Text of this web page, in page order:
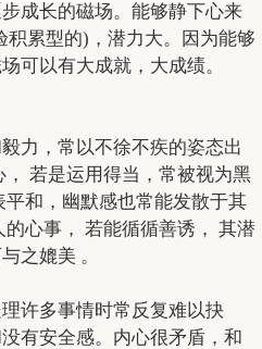
成长的磁场。能够静下心来
累型的)，潜力大。因为能够
可以有大成就，大成绩。
，常以不徐不疾的姿态出
若是运用得当，常被视为黑
和，幽默感也常能发散于其
心事， 若能循循善诱， 其潜
之媲美 。
多事情时常反复难以抉
有安全感。内心很矛盾，和